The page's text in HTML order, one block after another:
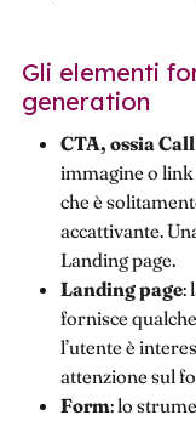
Gli elementi
generation
CTA, ossia
immagine o link
che è
accattivante.
Landing page.
Landing page:
fornisce
l’utente è
attenzione sul
Form: lo